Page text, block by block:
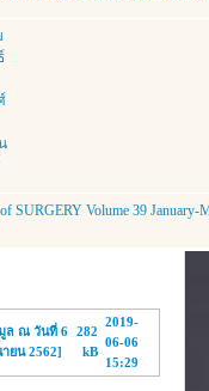
SURGERY Volume 39 January-
ล ณ วันที่ 6
ยน 2562]
282
kB
2019-
06-06
15:29